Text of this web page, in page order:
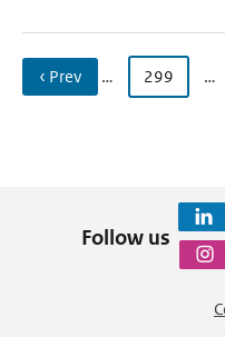
‹ Prev … 299 …
Follow us